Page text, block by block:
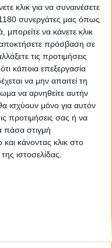
κλικ για να συναινέσετε
συνεργάτες μας όπως
να κάνετε κλικ
αποκτήσετε πρόσβαση σε
τις προτιμήσεις
κάποια επεξεργασία
να μην απαιτεί τη
να αρνηθείτε αυτήν
ισχύουν μόνο για αυτόν
προτιμήσεις σας ή να
πάσα στιγμή
κάνοντας κλικ στο
ιστοσελίδας.
20/6/2024
Bobber 42 στην
προσκήνιο δύο όμορφα
αμφότερα
των 334 κ.εκ,